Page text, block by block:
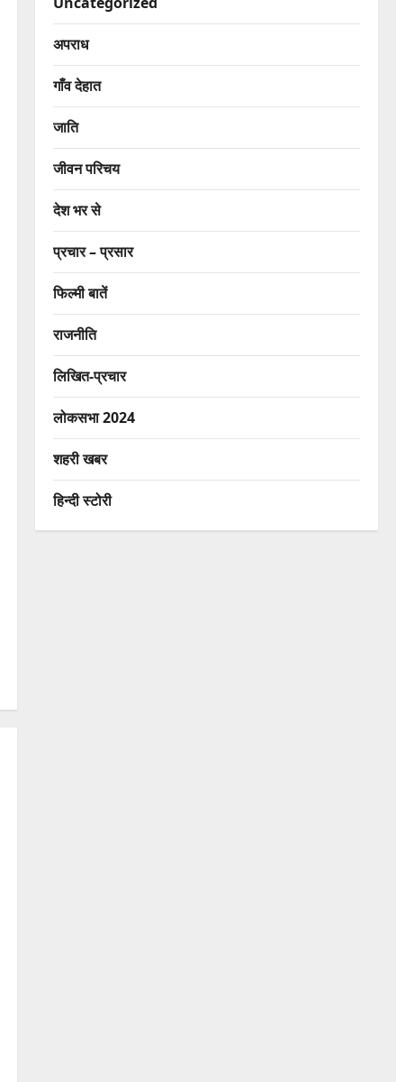
अपराध
गाँव देहात
जाति
जीवन परिचय
देश भर से
प्रचार – प्रसार
फिल्मी बातें
राजनीति
लिखित-प्रचार
लोकसभा 2024
शहरी खबर
हिन्दी स्टोरी